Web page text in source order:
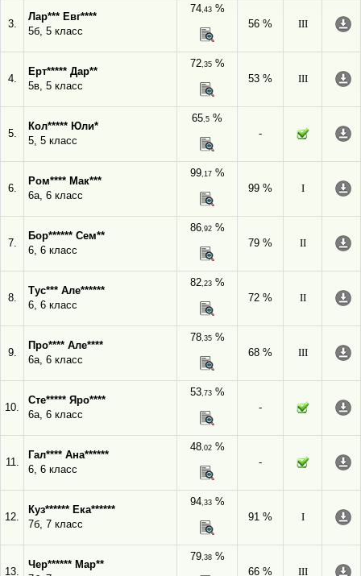
3.
Лар*** Евг****
5б, 5 класс
74,43%
56 %
III
4.
Ерт***** Дар**
5в, 5 класс
72,35%
53 %
III
5.
Кол***** Юли*
5, 5 класс
65,5 %
-
6.
Ром**** Мак***
6а, 6 класс
99,17%
99 %
I
7.
Бор****** Сем**
6, 6 класс
86,92%
79 %
II
8.
Тус*** Але******
6, 6 класс
82,23%
72 %
II
9.
Про**** Але****
6а, 6 класс
78,35%
68 %
III
10.
Сте***** Яро****
6а, 6 класс
53,73%
-
11.
Гал**** Ана******
6, 6 класс
48,02%
-
12.
Куз****** Ека******
7б, 7 класс
94,33%
91 %
I
13.
Чер****** Мар**
79,38%
66 %
III